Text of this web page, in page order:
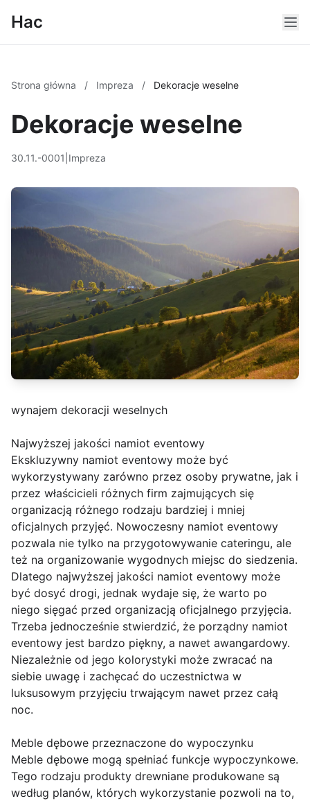
Hac
Strona główna / Impreza / Dekoracje weselne
Dekoracje weselne
30.11.-0001 Impreza
wynajem dekoracji weselnych
Najwyższej jakości namiot eventowy
Ekskluzywny namiot eventowy może być
wykorzystywany zarówno przez osoby prywatne, jak i
przez właścicieli różnych firm zajmujących się
organizacją różnego rodzaju bardziej i mniej
oficjalnych przyjęć. Nowoczesny namiot eventowy
pozwala nie tylko na przygotowywanie cateringu, ale
też na organizowanie wygodnych miejsc do siedzenia.
Dlatego najwyższej jakości namiot eventowy może
być dosyć drogi, jednak wydaje się, że warto po
niego sięgać przed organizacją oficjalnego przyjęcia.
Trzeba jednocześnie stwierdzić, że porządny namiot
eventowy jest bardzo piękny, a nawet awangardowy.
Niezależnie od jego kolorystyki może zwracać na
siebie uwagę i zachęcać do uczestnictwa w
luksusowym przyjęciu trwającym nawet przez całą
noc.
Meble dębowe przeznaczone do wypoczynku
Meble dębowe mogą spełniać funkcje wypoczynkowe.
Tego rodzaju produkty drewniane produkowane są
według planów, których wykorzystanie pozwoli na to,